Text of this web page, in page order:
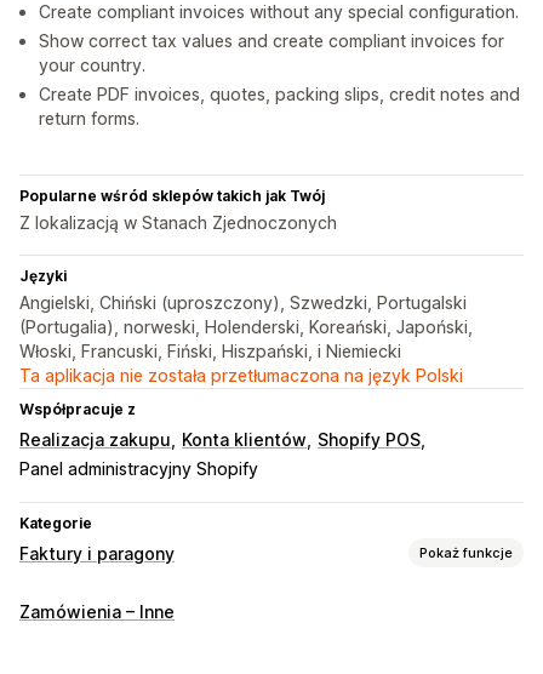
Create compliant invoices without any special configuration.
Show correct tax values and create compliant invoices for
your country.
Create PDF invoices, quotes, packing slips, credit notes and
return forms.
Popularne wśród sklepów takich jak Twój
Z lokalizacją w Stanach Zjednoczonych
Języki
Angielski, Chiński (uproszczony), Szwedzki, Portugalski
(Portugalia), norweski, Holenderski, Koreański, Japoński,
Włoski, Francuski, Fiński, Hiszpański, i Niemiecki
Ta aplikacja nie została przetłumaczona na język Polski
Współpracuje z
Realizacja zakupu Konta klientów
Shopify POS
Panel administracyjny Shopify
Kategorie
Faktury i paragony Pokaż funkcje
Typy dokumentów
Zamówienia – Inne